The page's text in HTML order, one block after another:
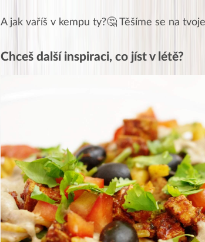
A jak vaříš v kempu ty?🤔 Těšíme se na
Chceš další inspiraci, co jíst v létě?